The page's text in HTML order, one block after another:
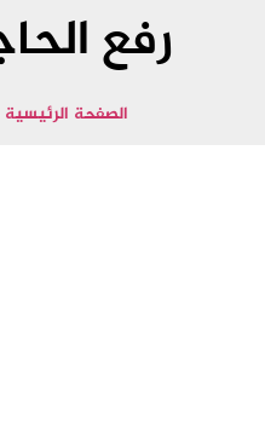
رفع
الصفحة الرئيسية